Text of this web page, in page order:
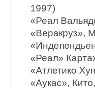
1997)
«Реал
«Веракруз»,
«Реал»
«Атлетико
«Аукас»,